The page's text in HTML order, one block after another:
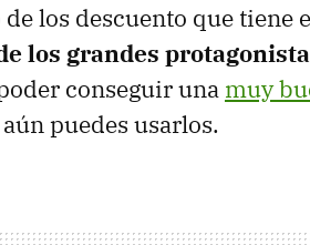
los descuento que tiene
los grandes protagonista
conseguir una muy
puedes usarlos.